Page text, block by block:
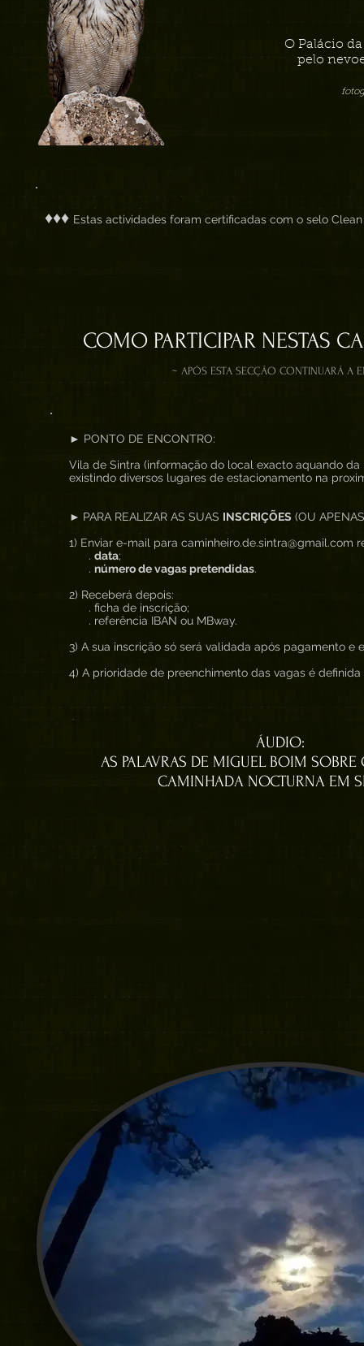
O Palácio
pelo
♦♦♦ Estas actividades foram certificadas com o selo
COMO PARTICIPAR NESTAS
~ APÓS ESTA SECÇÃO CONTINUARÁ A
► PONTO DE ENCONTRO:
Vila de Sintra (informação do local exacto aquando
existindo diversos lugares de estacionamento na
► PARA REALIZAR AS SUAS INSCRIÇÕES (OU
1) Enviar e-mail para caminheiro.de.sintra@gmail.com
. data;
. número de vagas pretendidas.
2) Receberá depois:
. ficha de inscrição;
. referência IBAN ou MBway.
3) A sua inscrição só será validada após pagamento
4) A prioridade de preenchimento das vagas é
ÁUDIO:
AS PALAVRAS DE MIGUEL BOIM SOBRE
CAMINHADA NOCTURNA EM